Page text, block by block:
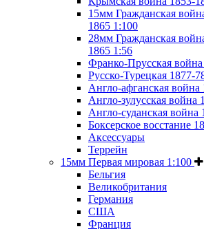
15мм Гражданская
1865 1:100
28мм Гражданская
1865 1:56
Франко-Прусская война
Русско-Турецкая 1877-
Англо-афганская война
Англо-зулусская война
Англо-суданская война
Боксерское восстание
Аксессуары
Террейн
15мм Первая мировая 1:100
Бельгия
Великобритания
Германия
США
Франция